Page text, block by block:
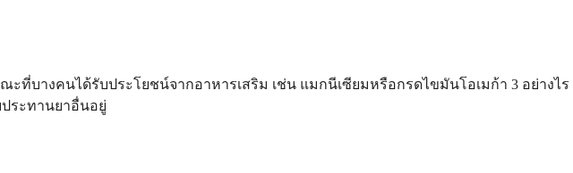
บางคนได้รับประโยชน์จากอาหารเสริม เช่น แมกนีเซียมหรือกรดไขมันโอเมก้า 3 อย่างไร
ระทานยาอื่นอยู่